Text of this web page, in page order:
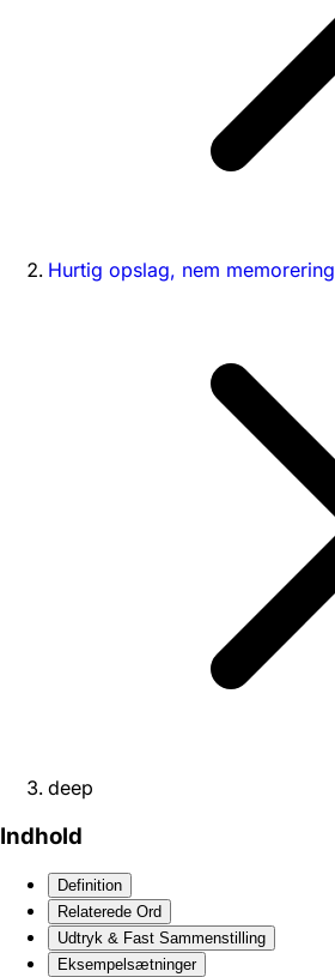
Hurtig opslag, nem memorering
deep
Indhold
Definition
Relaterede Ord
Udtryk & Fast Sammenstilling
Eksempelsætninger